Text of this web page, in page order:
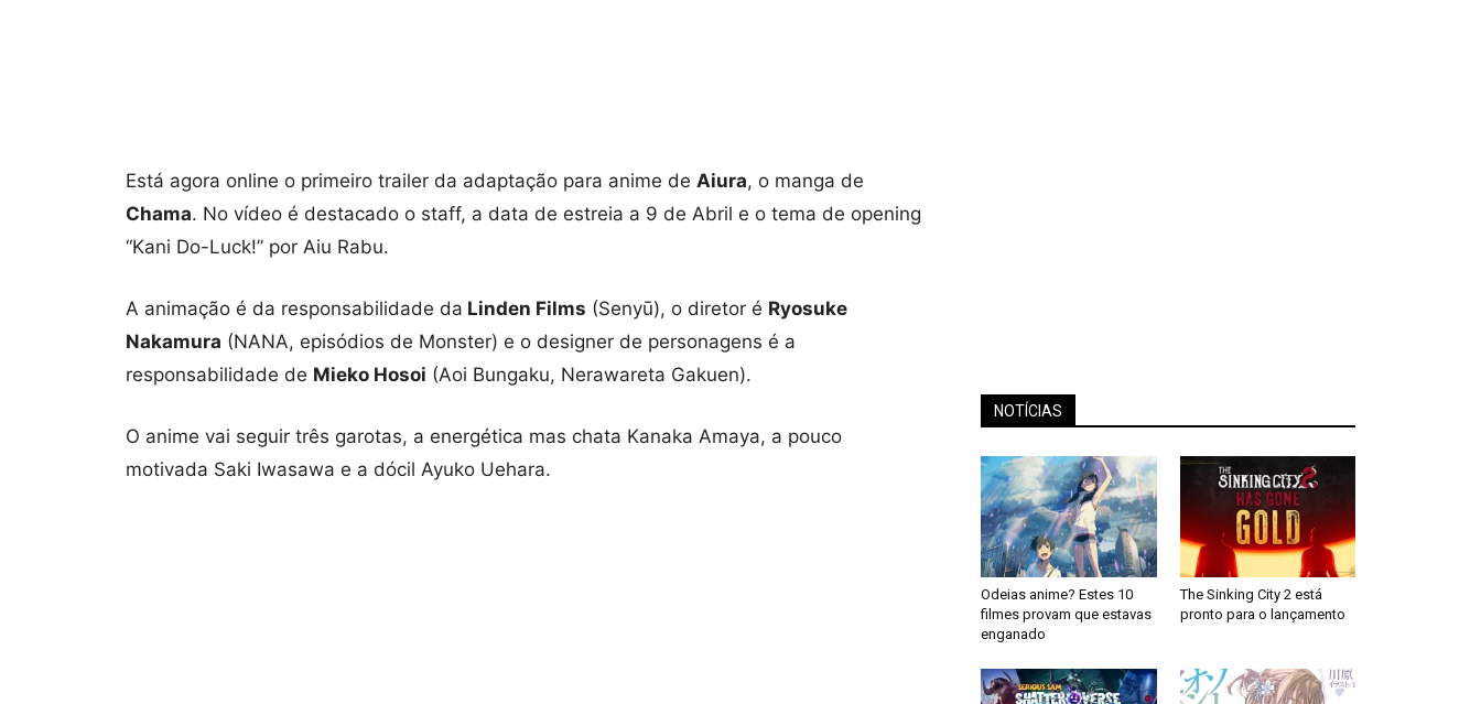
Está agora online o primeiro trailer da adaptação para anime de Aiura, o manga de
Chama. No vídeo é destacado o staff, a data de estreia a 9 de Abril e o tema de opening
“Kani Do-Luck!” por Aiu Rabu.
A animação é da responsabilidade da Linden Films (Senyū), o diretor é Ryosuke
Nakamura (NANA, episódios de Monster) e o designer de personagens é a
responsabilidade de Mieko Hosoi (Aoi Bungaku, Nerawareta Gakuen).
O anime vai seguir três garotas, a energética mas chata Kanaka Amaya, a pouco
motivada Saki Iwasawa e a dócil Ayuko Uehara.
NOTÍCIAS
Odeias anime? Estes 10
filmes provam que estavas
enganado
The Sinking City 2 está
pronto para o lançamento